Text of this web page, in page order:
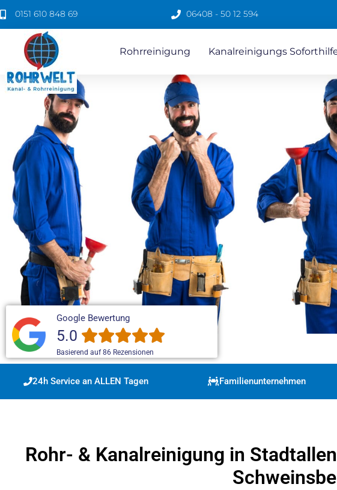
0151 610 848 69 06408 - 50 12 594
Rohrreinigung Kanalreinigungs
Google Bewertung
5.0
Basierend auf 86 Rezensionen
24h Service an ALLEN Tagen Familienunternehmen
Rohr- & Kanalreinigung in